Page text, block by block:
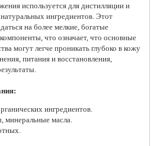
используется для дистилляции и
ингредиентов. Этот
на более мелкие, богатые
что означает, что основные
могут легче проникать глубоко в кожу
питания и восстановления,
ингредиентов.
масла.